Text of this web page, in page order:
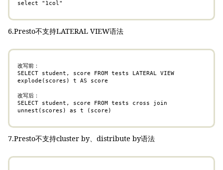
select "1col"
6.Presto不支持LATERAL VIEW语法
改写前：
SELECT student, score FROM tests LATERAL VIEW
explode(scores) t AS score
改写后：
SELECT student, score FROM tests cross join
unnest(scores) as t (score)
7.Presto不支持cluster by、distribute by语法